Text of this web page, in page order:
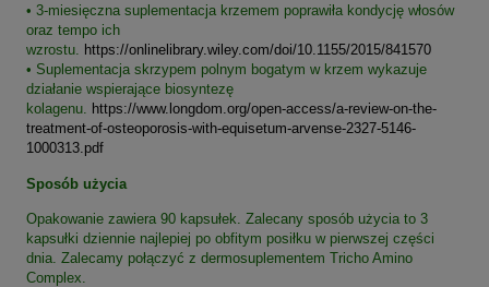
• 3-miesięczna suplementacja krzemem poprawiła kondycję włosów
oraz tempo ich
wzrostu.
https://onlinelibrary.wiley.com/doi/10.1155/2015/841570
• Suplementacja skrzypem polnym bogatym w krzem wykazuje
działanie wspierające biosyntezę
kolagenu.
https://www.longdom.org/open-access/a-review-on-the-
treatment-of-osteoporosis-with-equisetum-arvense-2327-5146-
1000313.pdf
Sposób użycia
Opakowanie zawiera 90 kapsułek. Zalecany sposób użycia to 3
kapsułki dziennie najlepiej po obfitym posiłku w pierwszej części
dnia. Zalecamy połączyć z dermosuplementem Tricho Amino
Complex.